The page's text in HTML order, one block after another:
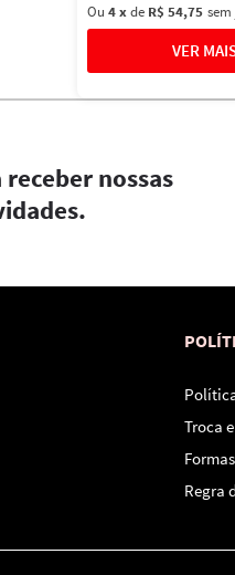
Ou 4xde R$ 54,75
nossas
Troca
Regra